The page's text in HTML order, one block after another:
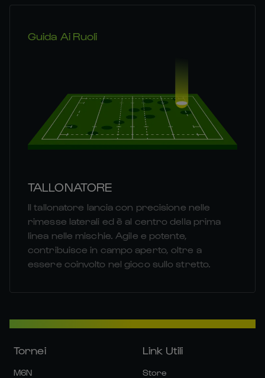
Guida Ai Ruoli
TALLONATORE
Il tallonatore lancia con precisione nelle
rimesse laterali ed è al centro della prima
linea nelle mischie. Agile e potente,
contribuisce in campo aperto, oltre a
essere coinvolto nel gioco sullo stretto.
Tornei
M6N
Link Utili
Store